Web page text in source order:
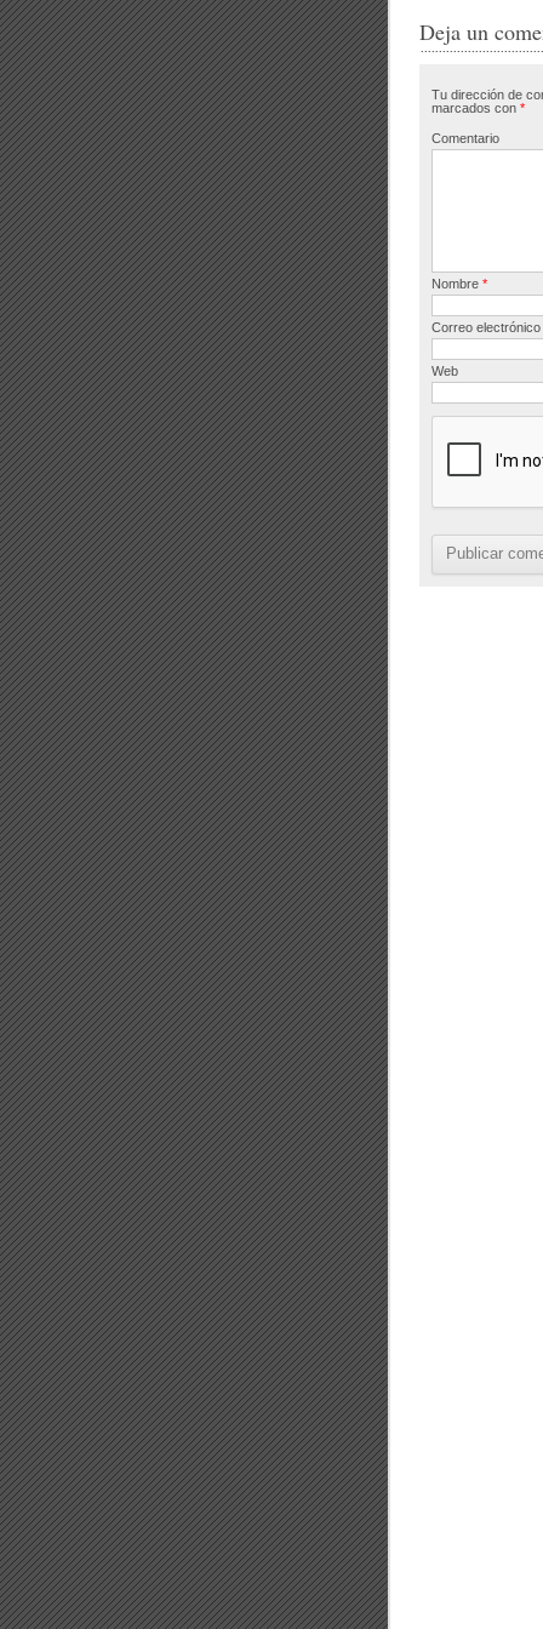
e
o
o
Deja un
Tu dirección de
marcados con *
Comentario
Nombre *
Correo electrónico
Web